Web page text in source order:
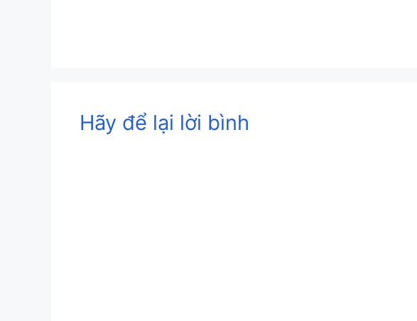
Hãy để lại lời bình